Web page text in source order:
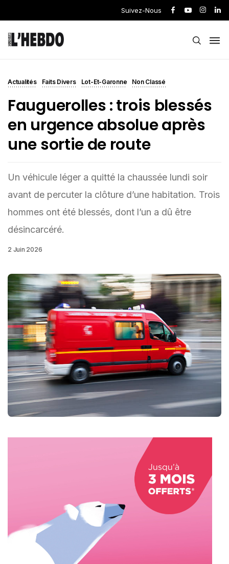
Suivez-Nous
Actualités Faits Divers Lot-Et-Garonne Non Classé
Fauguerolles : trois blessés
en urgence absolue après
une sortie de route
Un véhicule léger a quitté la chaussée lundi soir
avant de percuter la clôture d’une habitation. Trois
hommes ont été blessés, dont l’un a dû être
désincarcéré.
2 Juin 2026